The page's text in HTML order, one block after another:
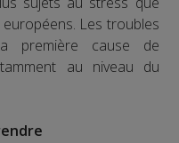
Les troubles
première cause de
au niveau du